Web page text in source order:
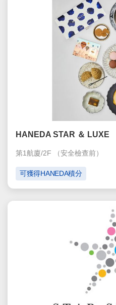
HANEDA STAR ＆ LUXE
第1航廈/2F （安全檢查前）
可獲得HANEDA積分